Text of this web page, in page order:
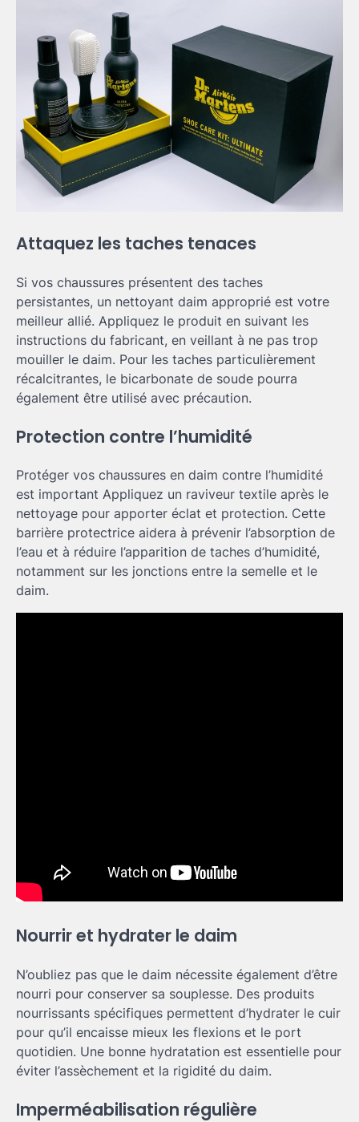
Attaquez les taches tenaces
Si vos chaussures présentent des taches
persistantes, un nettoyant daim approprié est votre
meilleur allié. Appliquez le produit en suivant les
instructions du fabricant, en veillant à ne pas trop
mouiller le daim. Pour les taches particulièrement
récalcitrantes, le bicarbonate de soude pourra
également être utilisé avec précaution.
Protection contre l’humidité
Protéger vos chaussures en daim contre l’humidité
est important Appliquez un raviveur textile après le
nettoyage pour apporter éclat et protection. Cette
barrière protectrice aidera à prévenir l’absorption de
l’eau et à réduire l’apparition de taches d’humidité,
notamment sur les jonctions entre la semelle et le
daim.
Nourrir et hydrater le daim
N’oubliez pas que le daim nécessite également d’être
nourri pour conserver sa souplesse. Des produits
nourrissants spécifiques permettent d’hydrater le cuir
pour qu’il encaisse mieux les flexions et le port
quotidien. Une bonne hydratation est essentielle pour
éviter l’assèchement et la rigidité du daim.
Imperméabilisation régulière